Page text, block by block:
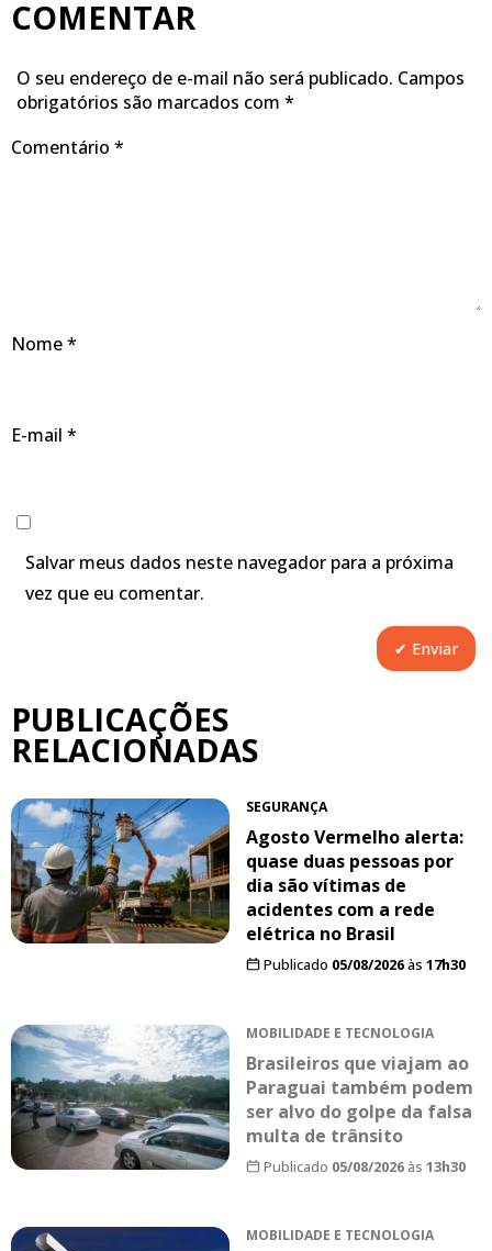
COMENTAR
O seu endereço de e-mail não será publicado. Campos
obrigatórios são marcados com *
Comentário *
Nome*
E-mail *
Salvar meus dados neste navegador para a próxima
vez que eu comentar.
PUBLICAÇÕES
RELACIONADAS
SEGURANÇA
Agosto Vermelho alerta:
quase duas pessoas por
dia são vítimas de
acidentes com a rede
elétrica no Brasil
Publicado 05/08/2026às 17h30
MOBILIDADE E TECNOLOGIA
Brasileiros que viajam ao
Paraguai também podem
ser alvo do golpe da falsa
multa de trânsito
Publicado 05/08/2026às 13h30
MOBILIDADE E TECNOLOGIA